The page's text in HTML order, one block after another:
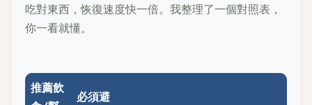
吃對東西，恢復速度快一倍。我整理了一個對照表，
你一看就懂。
推薦飲
必須避